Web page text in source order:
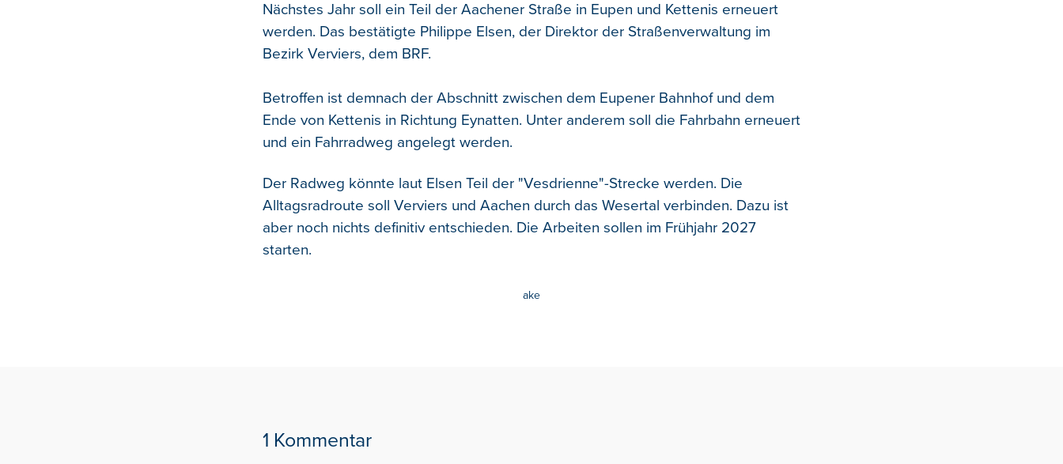
Nächstes Jahr soll ein Teil der Aachener Straße in Eupen und Kettenis erneuert
werden. Das bestätigte Philippe Elsen, der Direktor der Straßenverwaltung im
Bezirk Verviers, dem BRF.
Betroffen ist demnach der Abschnitt zwischen dem Eupener Bahnhof und dem
Ende von Kettenis in Richtung Eynatten. Unter anderem soll die Fahrbahn erneuert
und ein Fahrradweg angelegt werden.
Der Radweg könnte laut Elsen Teil der "Vesdrienne"-Strecke werden. Die
Alltagsradroute soll Verviers und Aachen durch das Wesertal verbinden. Dazu ist
aber noch nichts definitiv entschieden. Die Arbeiten sollen im Frühjahr 2027
starten.
ake
1 Kommentar